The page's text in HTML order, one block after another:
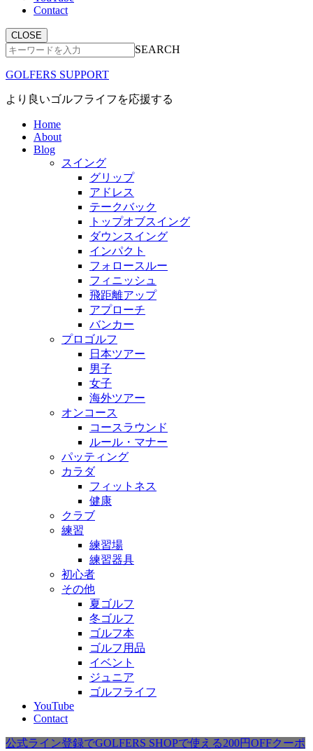
Contact
CLOSE
SEARCH
GOLFERS SUPPORT
より良いゴルフライフを応援する
Home
About
Blog
スイング
グリップ
アドレス
テークバック
トップオブスイング
ダウンスイング
インパクト
フォロースルー
フィニッシュ
飛距離アップ
アプローチ
バンカー
プロゴルフ
日本ツアー
男子
女子
海外ツアー
オンコース
コースラウンド
ルール・マナー
パッティング
カラダ
フィットネス
健康
クラブ
練習
練習場
練習器具
初心者
その他
夏ゴルフ
冬ゴルフ
ゴルフ本
ゴルフ用品
イベント
ジュニア
ゴルフライフ
YouTube
Contact
公式ライン登録でGOLFERS SHOPで使える200円OFFクーポ